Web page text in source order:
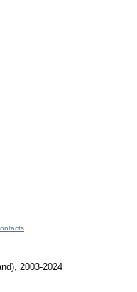
2003-2024